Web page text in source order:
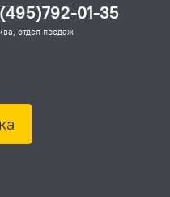
01-35
отдел продаж